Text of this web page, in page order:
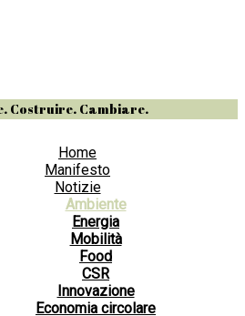
Costruire. Cambiare.
Home
Manifesto
Notizie
Ambiente
Energia
Mobilità
Food
CSR
Innovazione
Economia circolare